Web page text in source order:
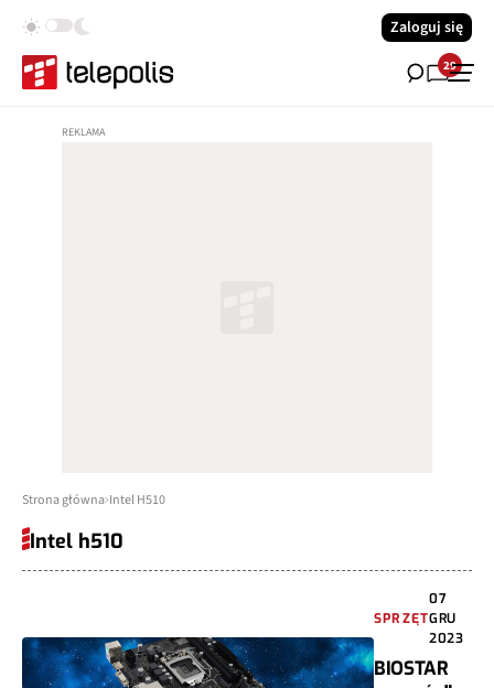
Zaloguj się
29
Strona główna Intel H510
Intel h510
SPRZĘT
07
GRU
2023
BIOSTAR